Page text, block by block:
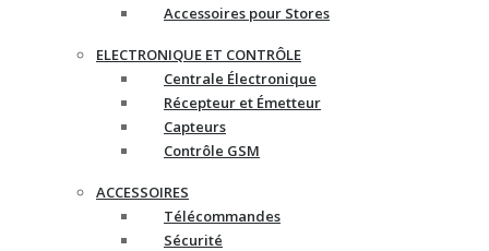
Accessoires pour Stores
ELECTRONIQUE ET CONTRÔLE
Centrale Électronique
Récepteur et Émetteur
Capteurs
Contrôle GSM
ACCESSOIRES
Télécommandes
Sécurité